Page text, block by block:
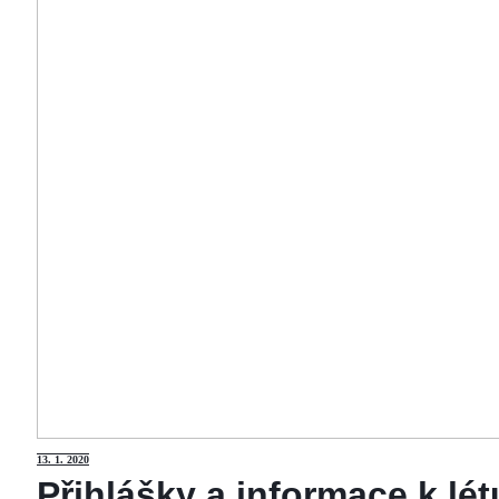
13. 1. 2020